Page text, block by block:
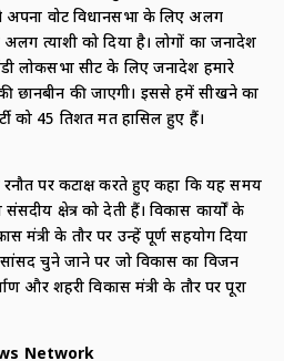
अपना वोट विधानसभा के लिए अलग
प्रत्याशी को दिया है। लोगों का जनादेश
मंडी लोकसभा सीट के लिए जनादेश हमारे
छानबीन की जाएगी। इससे हमें सीखने का
को 45 प्रतिशत मत हासिल हुए हैं।
रनौत पर कटाक्ष करते हुए कहा कि यह समय
क्षेत्र को देती हैं। विकास कार्यों के
मंत्री के तौर पर उन्हें पूर्ण सहयोग दिया
सांसद चुने जाने पर जो विकास का विजन
और शहरी विकास मंत्री के तौर पर पूरा
Network